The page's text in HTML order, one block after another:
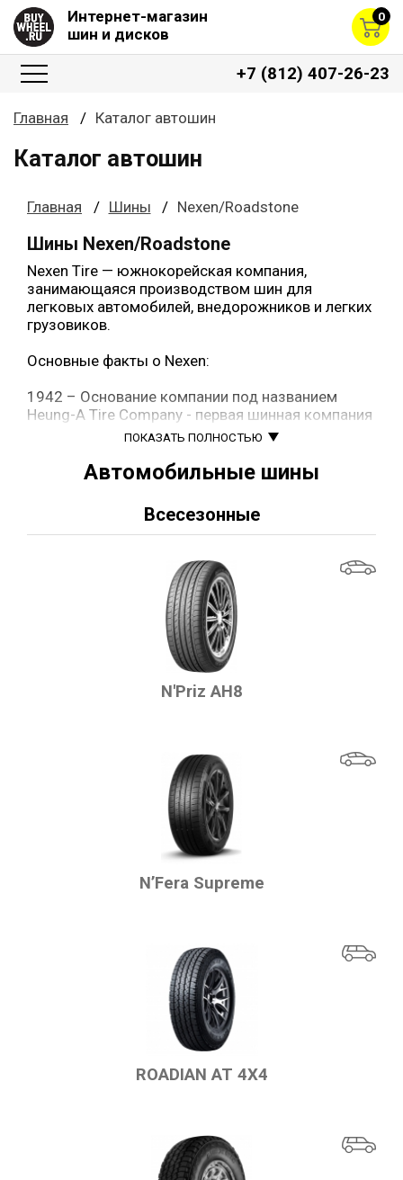
Интернет-магазин
шин и дисков
0
+7 (812) 407-26-23
Главная Каталог автошин
Каталог автошин
Главная Шины Nexen/Roadstone
Шины Nexen/Roadstone
Nexen Tire — южнокорейская компания,
занимающаяся производством шин для
легковых автомобилей, внедорожников и легких
грузовиков.
Основные факты о Nexen:
1942 – Основание компании под названием
Heung-A Tire Company - первая шинная компания
в Южной Корее.
1985 – Выпуск первой в стране радиальной
шины.
2000 – Переименование в Nexen Tire, что
отражает философию компании в стремлении к
инновациям и развитию в новом столетии (Next
Century (следующее столетие)).
2005 – Открытие технологического центра в
Китае и расширение международного
2007 – Запуск завода в Циндао (Китай) для
увеличения объемов производства.
2015 – Закладка первого европейского завода в
2019 – Открытие Nexen University в Германии —
исследовательского центра для разработки
передовых шинных технологий.
2021 – Nexen выпускает 500-миллионную шину.
Продукция представлена более чем в 140
шины в качестве оригинального оборудования
Популярные версии моделей:
N'Fera – серия для премиальных автомобилей;
Roadian – шины для внедорожников и
ПОКАЗАТЬ ПОЛНОСТЬЮ
Автомобильные шины
Всесезонные
N'Priz AH8
N’Fera Supreme
ROADIAN AT 4X4